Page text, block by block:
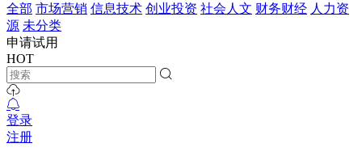
全部 市场营销 信息技术 创业投资 社会人文 财务财经 人力资
源 未分类
申请试用
HOT
登录
注册